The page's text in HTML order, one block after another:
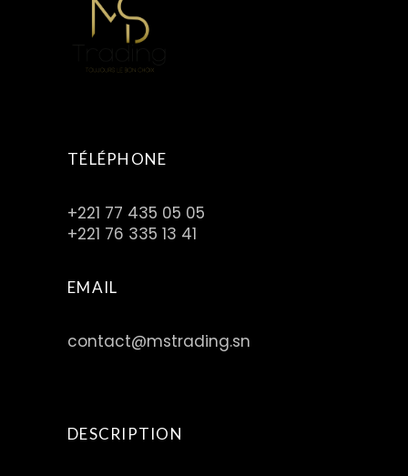
TÉLÉPHONE
+221 77 435 05 05
+221 76 335 13 41
EMAIL
contact@mstrading.sn
DESCRIPTION